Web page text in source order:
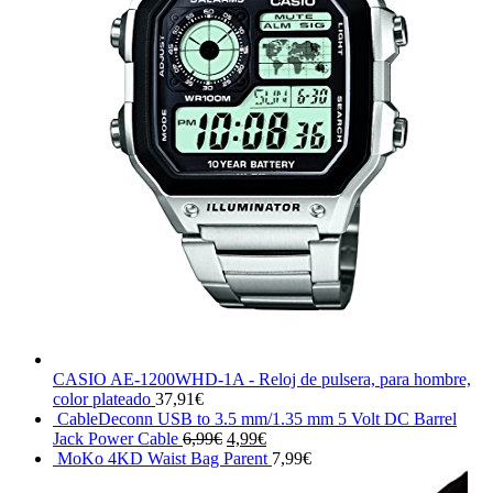
CASIO AE-1200WHD-1A - Reloj de pulsera, para hombre,
color plateado 37,91€
CableDeconn USB to 3.5 mm/1.35 mm 5 Volt DC Barrel
Jack Power Cable 6,99€ El
precio
4,99€El
precio
MoKo 4KD Waist Bag Parent 7,99€